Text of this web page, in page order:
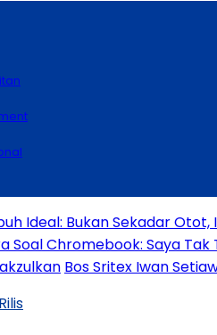
Ideal: Bukan Sekadar
Soal Chromebook: Saya Tak
Bos Sritex Iwan